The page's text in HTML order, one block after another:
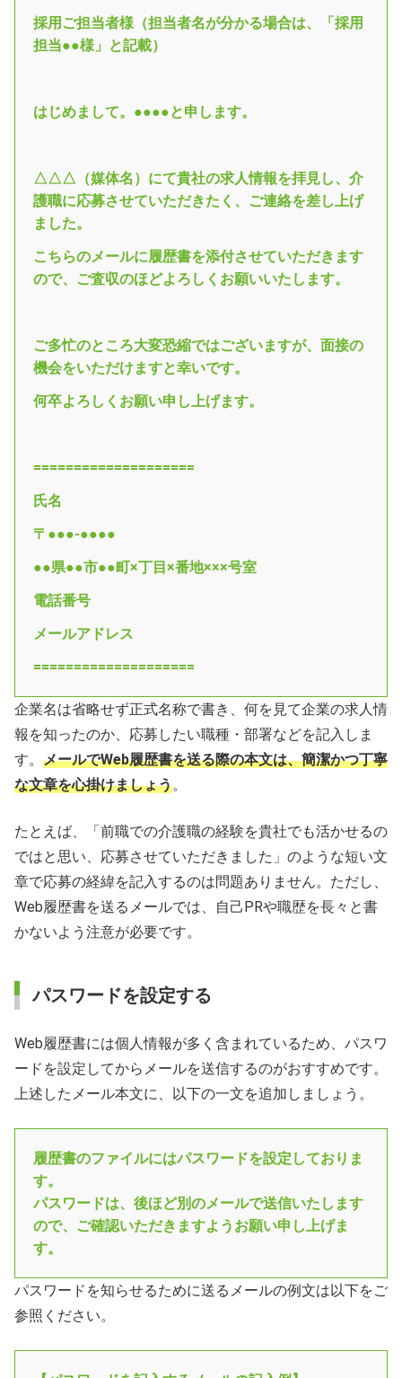
採用ご担当者様（担当者名が分かる場合は、「採用
担当●●様」と記載）
はじめまして。●●●●と申します。
△△△（媒体名）にて貴社の求人情報を拝見し、介
護職に応募させていただきたく、ご連絡を差し上げ
ました。
こちらのメールに履歴書を添付させていただきます
ので、ご査収のほどよろしくお願いいたします。
ご多忙のところ大変恐縮ではございますが、面接の
機会をいただけますと幸いです。
何卒よろしくお願い申し上げます。
====================
氏名
〒●●●-●●●●
●●県●●市●●町×丁目×番地×××号室
電話番号
メールアドレス
====================
企業名は省略せず正式名称で書き、何を見て企業の求人情
報を知ったのか、応募したい職種・部署などを記入しま
す。 メールでWeb履歴書を送る際の本文は、簡潔かつ丁寧
な文章を心掛けましょう。
たとえば、「前職での介護職の経験を貴社でも活かせるの
ではと思い、応募させていただきました」のような短い文
章で応募の経緯を記入するのは問題ありません。ただし、
Web履歴書を送るメールでは、自己PRや職歴を長々と書
かないよう注意が必要です。
パスワードを設定する
Web履歴書には個人情報が多く含まれているため、パスワ
ードを設定してからメールを送信するのがおすすめです。
上述したメール本文に、以下の一文を追加しましょう。
履歴書のファイルにはパスワードを設定しておりま
す。
パスワードは、後ほど別のメールで送信いたします
ので、ご確認いただきますようお願い申し上げま
す。
パスワードを知らせるために送るメールの例文は以下をご
参照ください。